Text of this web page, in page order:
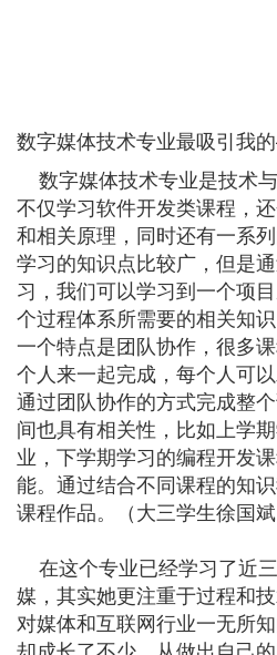
数字媒体技术专业最吸引我
数字媒体技术专业是技术
不仅学习软件开发类课程，
和相关原理，同时还有一系
学习的知识点比较广，但是
习，我们可以学习到一个项
个过程体系所需要的相关知
一个特点是团队协作，很多
个人来一起完成，每个人可
通过团队协作的方式完成整
间也具有相关性，比如上学
业，下学期学习的编程开发
能。通过结合不同课程的知
课程作品。（大三学生徐国斌
在这个专业已经学习了近
媒，其实她更注重于过程和
对媒体和互联网行业一无所